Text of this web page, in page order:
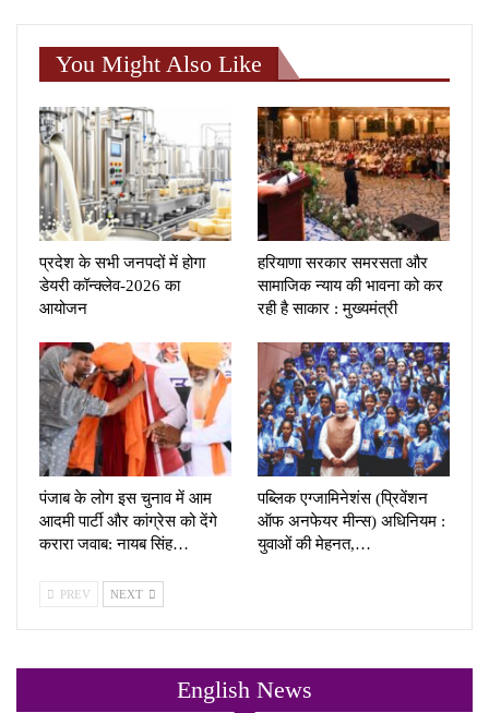
You Might Also Like
प्रदेश के सभी जनपदों में होगा
डेयरी कॉन्क्लेव-2026 का
आयोजन
हरियाणा सरकार समरसता और
सामाजिक न्याय की भावना को कर
रही है साकार : मुख्यमंत्री
पंजाब के लोग इस चुनाव में आम
आदमी पार्टी और कांग्रेस को देंगे
करारा जवाब: नायब सिंह…
पब्लिक एग्जामिनेशंस (प्रिवेंशन
ऑफ अनफेयर मीन्स) अधिनियम :
युवाओं की मेहनत,…
PREV NEXT
English News